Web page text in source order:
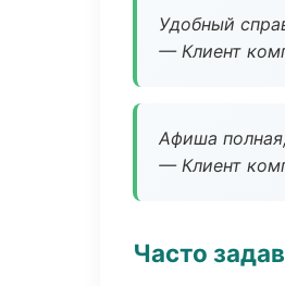
Удобный
— Клиент
Афиша
— Клиент
Часто